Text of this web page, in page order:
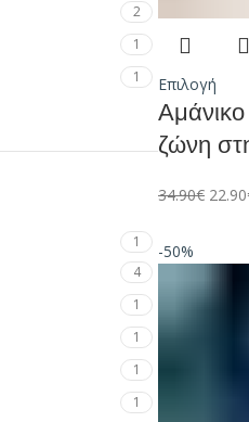
2
1
1
1
4
1
1
1
1
Επιλογή
ζώνη
34.90€ 22.90
-50%